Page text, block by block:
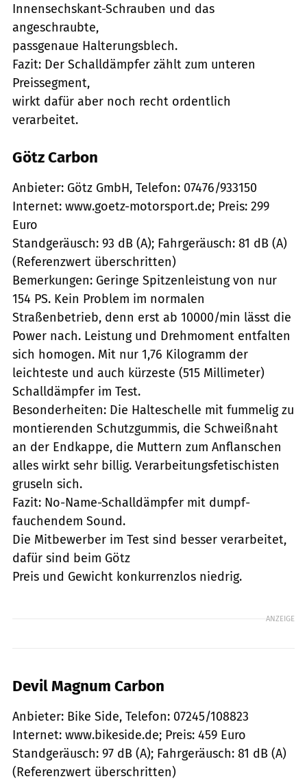
Innensechskant-Schrauben und das
angeschraubte,
passgenaue Halterungsblech.
Fazit: Der Schalldämpfer zählt zum unteren
Preissegment,
wirkt dafür aber noch recht ordentlich
verarbeitet.
Götz Carbon
Anbieter: Götz GmbH, Telefon: 07476/933150
Internet: www.goetz-motorsport.de; Preis: 299
Euro
Standgeräusch: 93 dB (A); Fahrgeräusch: 81 dB (A)
(Referenzwert überschritten)
Bemerkungen: Geringe Spitzenleistung von nur
154 PS. Kein Problem im normalen
Straßenbetrieb, denn erst ab 10000/min lässt die
Power nach. Leistung und Drehmoment entfalten
sich homogen. Mit nur 1,76 Kilogramm der
leichteste und auch kürzeste (515 Millimeter)
Schalldämpfer im Test.
Besonderheiten: Die Halteschelle mit fummelig zu
montierenden Schutzgummis, die Schweißnaht
an der Endkappe, die Muttern zum Anflanschen 
alles wirkt sehr billig. Verarbeitungsfetischisten
gruseln sich.
Fazit: No-Name-Schalldämpfer mit dumpf-
fauchendem Sound.
Die Mitbewerber im Test sind besser verarbeitet,
dafür sind beim Götz
Preis und Gewicht konkurrenzlos niedrig.
ANZEIGE
Devil Magnum Carbon
Anbieter: Bike Side, Telefon: 07245/108823
Internet: www.bikeside.de; Preis: 459 Euro
Standgeräusch: 97 dB (A); Fahrgeräusch: 81 dB (A)
(Referenzwert überschritten)